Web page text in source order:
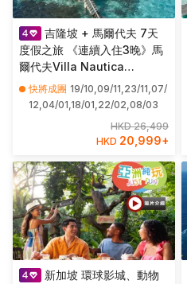
吉隆坡 + 馬爾代夫 7天
度假之旅 《連續入住3晚》馬
爾代夫Villa Nautica
Paradise Island Resort ~
Water Villa (水中高腳屋) 天
快將成團 19/10,09/11,23/11,07/
12,04/01,18/01,22/02,08/03
HKD 26,499
HKD 20,999+
新加坡 環球影城、動物